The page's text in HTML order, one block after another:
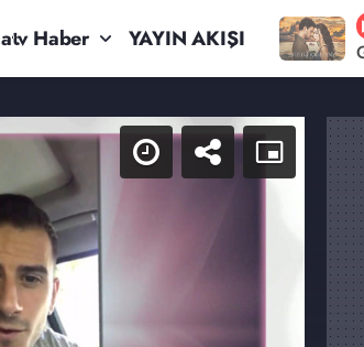
atv Haber YAYIN AKIŞI